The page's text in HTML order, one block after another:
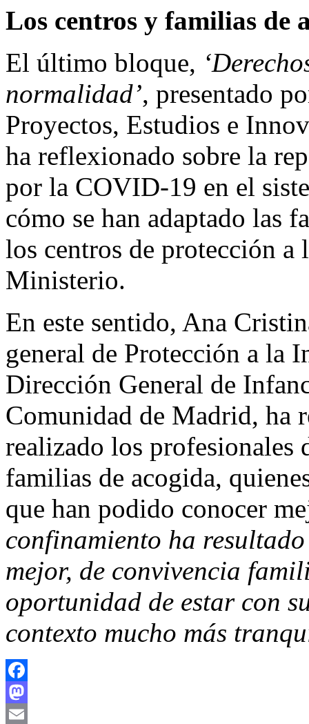
Los centros y familias de
El último bloque,
normalidad’, presentado
Proyectos, Estudios e
ha reflexionado sobre la
por la COVID-19 en el
cómo se han adaptado las
los centros de protección
Ministerio.
En este sentido, Ana
general de Protección a la
Dirección General de
Comunidad de Madrid, ha
realizado los profesionales
familias de acogida,
que han podido conocer
confinamiento ha
mejor, de convivencia
oportunidad de estar con
contexto mucho más
Facebook
Mastodon